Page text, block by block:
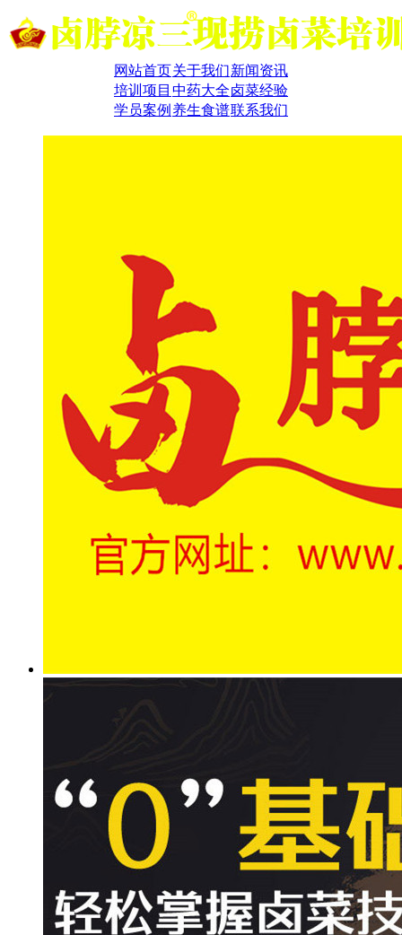
网站首页关于我们新闻资讯
培训项目 中药大全卤菜经验
学员案例 养生食谱联系我们